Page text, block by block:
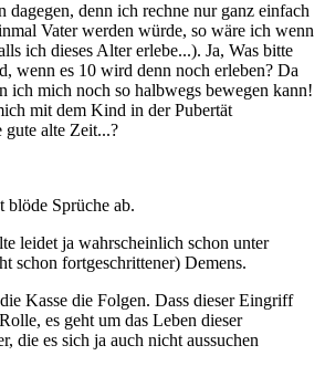
denn ich rechne nur ganz einfach
Vater werden würde, so wäre ich wenn
ich dieses Alter erlebe...). Ja, Was bitte
wenn es 10 wird denn noch erleben? Da
ich mich noch so halbwegs bewegen kann!
mit dem Kind in der Pubertät
gute alte Zeit...?
Sprüche ab.
leidet ja wahrscheinlich schon unter
schon fortgeschrittener) Demens.
Kasse die Folgen. Dass dieser Eingriff
es geht um das Leben dieser
die es sich ja auch nicht aussuchen